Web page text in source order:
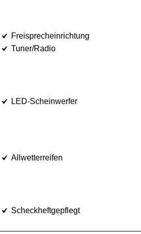
Freisprecheinrichtung
Tuner/Radio
LED-Scheinwerfer
Allwetterreifen
Scheckheftgepflegt